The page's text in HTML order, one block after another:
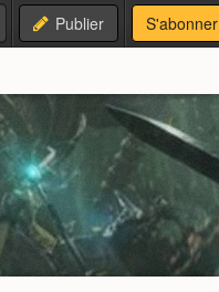
Publier S'abonner